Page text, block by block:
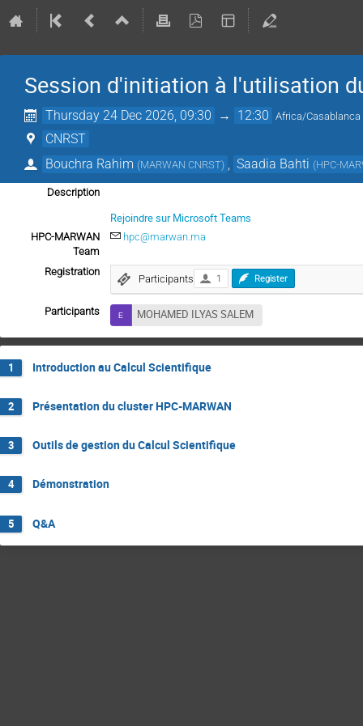
Session d'initiation à l'utilisation
Thursday 24 Dec 2026, 09:30 → 12:30 Africa/Casablanca
CNRST
Bouchra Rahim (MARWAN CNRST) Saadia Bahti (HPC-
Description
Rejoindre sur Microsoft Teams
HPC-MARWAN
Team
hpc@marwan.ma
Registration
Participants 1 Register
Participants MOHAMED ILYAS SALEM
1 Introduction au Calcul Scientifique
2 Présentation du cluster HPC-MARWAN
3 Outils de gestion du Calcul Scientifique
4 Démonstration
5 Q&A